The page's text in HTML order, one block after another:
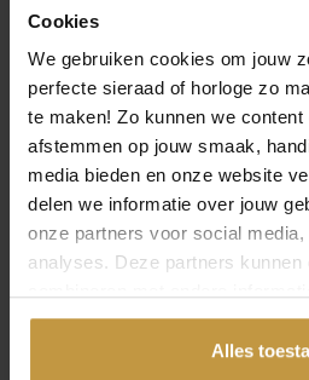
Cookies
We gebruiken cookies om jouw
perfecte sieraad of horloge zo
te maken! Zo kunnen we content
afstemmen op jouw smaak,
media bieden en onze website
delen we informatie over jouw
onze partners voor social
analyses. Deze partners kunnen
gedeeld of die ze hebben
Alles
MEER VAN
€239,00
DANISH DESIGN DKX
PRO HORLOGE
IV82Q1303